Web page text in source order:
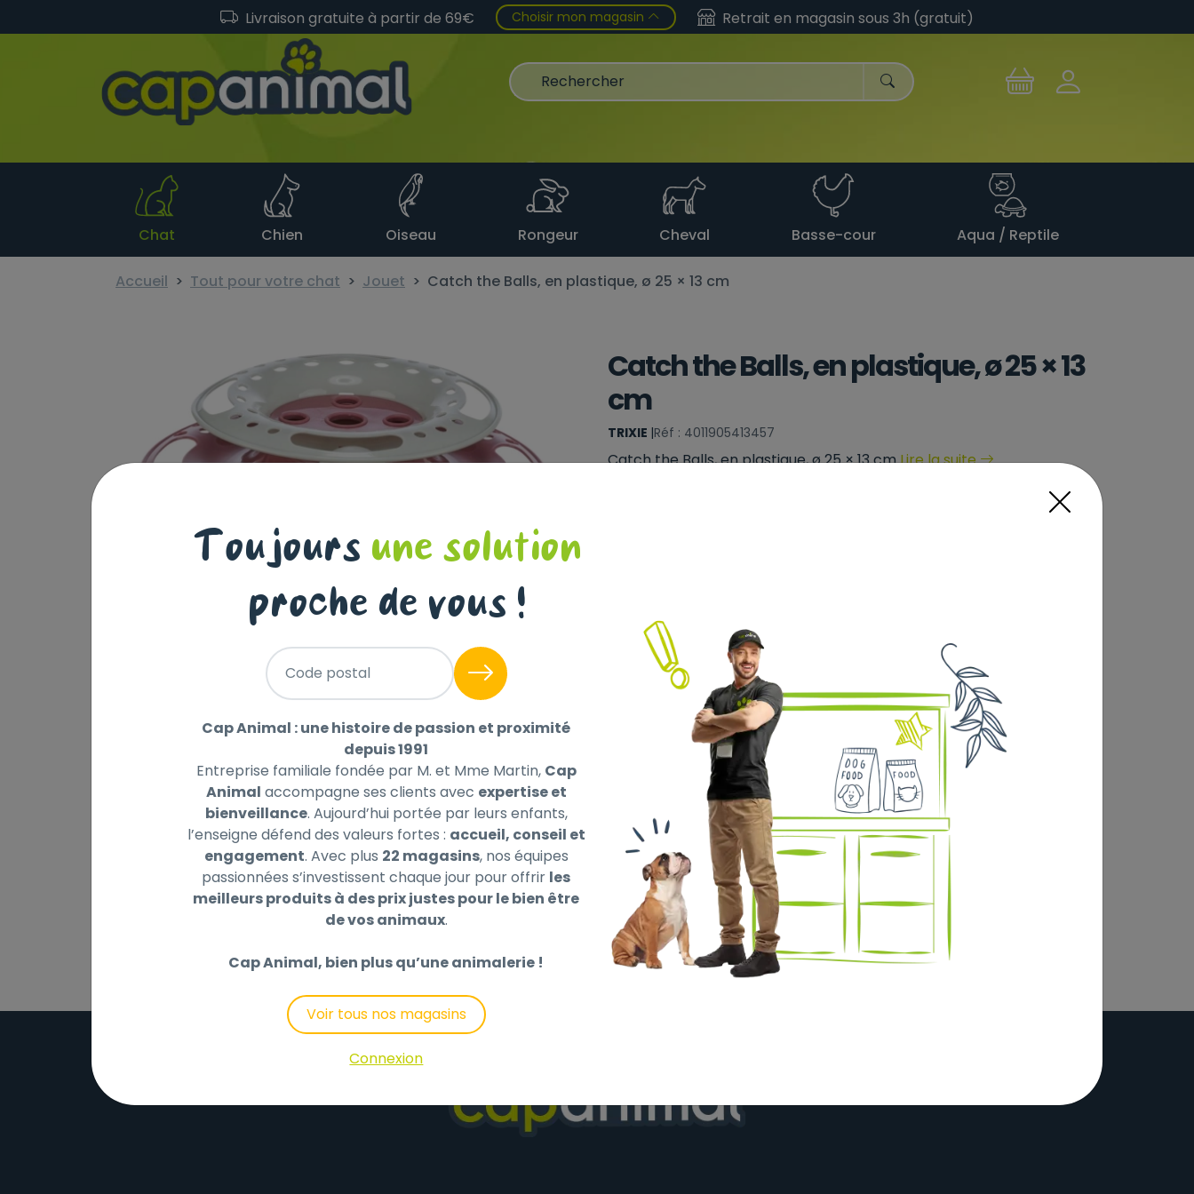
Livraison gratuite à partir de 69€ Choisir mon magasin Retrait en magasin sous 3h (gratuit)
Chat Chien Oiseau Rongeur Cheval Basse-cour Aqua / Reptile
Accueil Tout pour votre chat Jouet Catch the Balls, en plastique, ø 25 × 13 cm
Catch the Balls, en plastique, ø 25 × 13
cm
TRIXIE |Réf : 4011905413457
Catch the Balls, en plastique, ø 25 × 13 cmLire la suite
Sélectionner
Description Laisser un avis
balles supplémentaires également utilisables, par ex. art 4109, 4521 et 45567
Toujours une solution
proche de vous !
Code postal
Cap Animal : une histoire de passion et proximité
depuis 1991
Entreprise familiale fondée par M. et Mme Martin, Cap
Animal accompagne ses clients avec expertise et
bienveillance. Aujourd’hui portée par leurs enfants,
l’enseigne défend des valeurs fortes : accueil, conseil et
engagement. Avec plus 22 magasins, nos équipes
passionnées s’investissent chaque jour pour offrir les
meilleurs produits à des prix justes pour le bien être
de vos animaux.
Cap Animal, bien plus qu’une animalerie !
Voir tous nos magasins
Connexion